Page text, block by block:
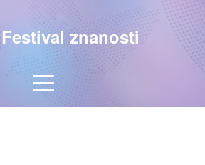
Festival znanosti